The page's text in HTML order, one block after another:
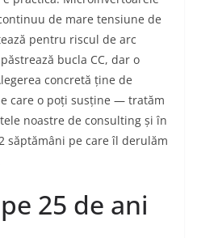
de mare tensiune de
pentru riscul de arc
bucla CC, dar o
concretă ține de
care o poți susține — tratăm
noastre de consulting și în
săptămâni pe care îl derulăm
25 de ani